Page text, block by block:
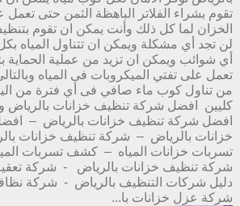
تقوم بشراء الفلاتر الباهظة الثمن حتى
الخزان لما كل ذلك وأنت يمكن ان تقوم
لن تجد أي مشكلة ويمكن ان تتناول المياه
أي شوائب ويمكن ان تزيد من عملية الحماية
تعمل على تفتي الميكروبات فى المياه
من تناول كوب ماء صافي فى أي فترة من
كليين افضل شركة تنظيف خزانات بالرياض
افضل شركة تنظيف خزانات بالرياض –
خزانات بالرياض – شركة تنظيف خزانات
تسربات خزانات المياه – كشف تسربات
شركة تنظيف خزانات بالرياض - شركة
دليل شركات التنظيف بالرياض - شركة
شركة عزل خزانات با...